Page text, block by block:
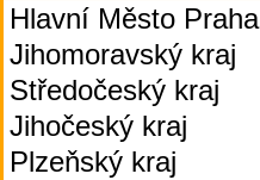
Hlavní Město Praha
Jihomoravský kraj
Středočeský kraj
Jihočeský kraj
Plzeňský kraj